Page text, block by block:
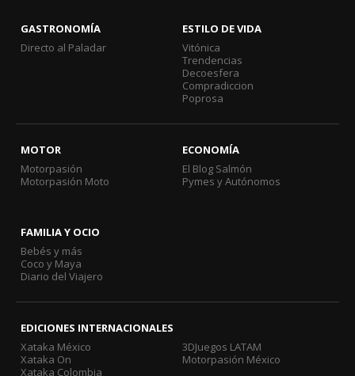
GASTRONOMÍA
Directo al Paladar
ESTILO DE VIDA
Vitónica
Trendencias
Decoesfera
Compradiccion
Poprosa
MOTOR
Motorpasión
Motorpasión Moto
ECONOMÍA
El Blog Salmón
Pymes y Autónomos
FAMILIA Y OCIO
Bebés y más
Coco y Maya
Diario del Viajero
EDICIONES INTERNACIONALES
Xataka México
Xataka On
Xataka Colombia
3DJuegos LATAM
Motorpasión México